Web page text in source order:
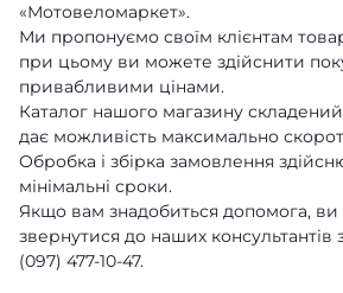
«Мотовеломаркет».
Ми пропонуємо своїм клієнтам
при цьому ви можете здійснити
привабливими цінами.
Каталог нашого магазину
дає можливість максимально
Обробка і збірка замовлення
мінімальні сроки.
Якщо вам знадобиться допомога,
звернутися до наших
(097) 477-10-47.